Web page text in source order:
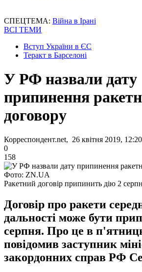
СПЕЦТЕМА: Війна в Ірані
ВСІ ТЕМИ
Вступ України в ЄС
Теракт в Барселоні
У РФ назвали дату
припинення
договору
Корреспондент.net, 26 квітня 2019, 12:20
0
158
Фото: ZN.UA
Ракетний договір припинить дію 2
Договір про ракети
дальності може бути
серпня. Про це в
повідомив заступник
закордонних справ РФ